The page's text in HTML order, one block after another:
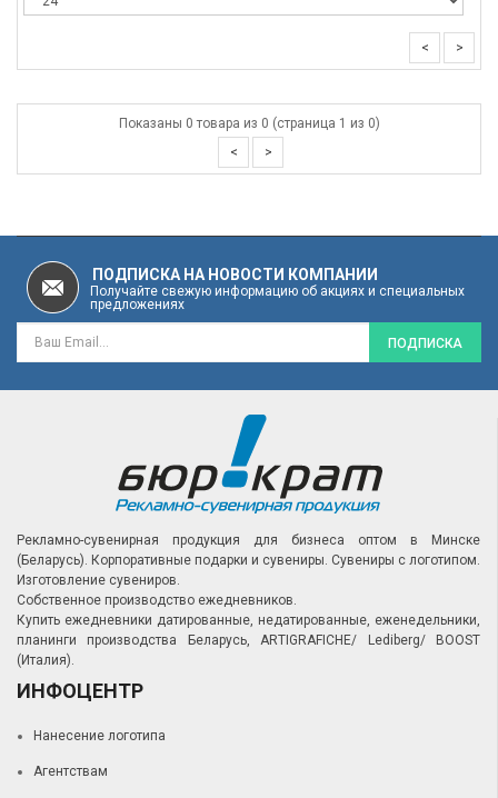
< >
Показаны 0 товара из 0 (страница 1 из 0)
<
>
ПОДПИСКА НА НОВОСТИ КОМПАНИИ
Получайте свежую информацию об акциях и специальных
предложениях
ПОДПИСКА
Рекламно-сувенирная продукция для бизнеса оптом в Минске
(Беларусь). Корпоративные подарки и сувениры. Сувениры с логотипом.
Изготовление сувениров.
Собственное производство ежедневников.
Купить ежедневники датированные, недатированные, еженедельники,
планинги производства Беларусь, ARTIGRAFICHE/ Lediberg/ BOOST
(Италия).
ИНФОЦЕНТР
Нанесение логотипа
Агентствам